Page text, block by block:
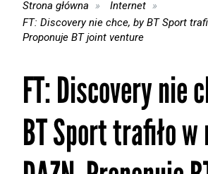
Strona główna
Internet
FT: Discovery nie chce, by BT Sport
Proponuje BT joint venture
FT: Discovery nie
BT Sport trafiło w